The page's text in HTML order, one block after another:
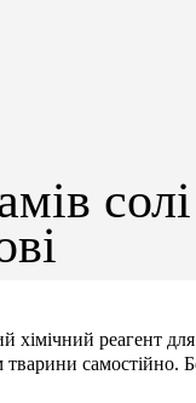
хімічний реагент
самостійно.